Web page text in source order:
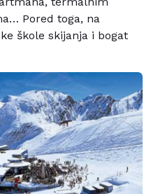
Pored toga, na
škole skijanja i bogat